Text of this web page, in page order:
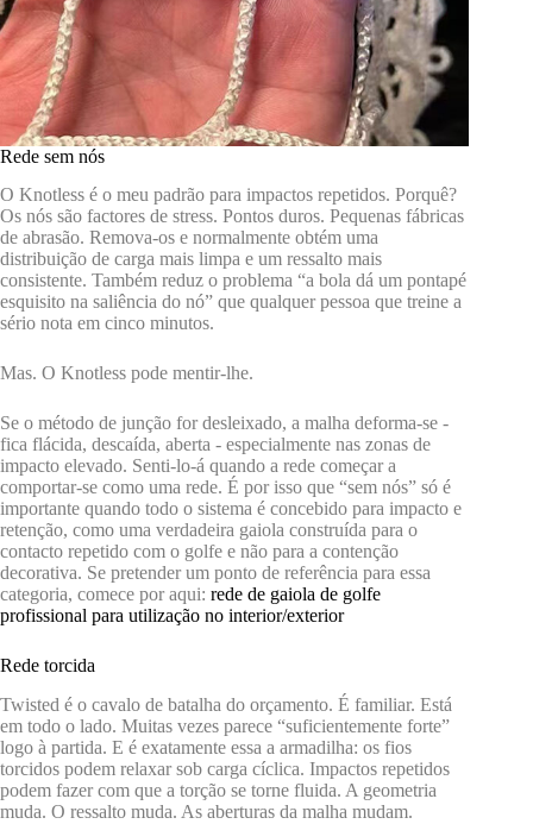
Rede sem nós
O Knotless é o meu padrão para impactos repetidos. Porquê?
Os nós são factores de stress. Pontos duros. Pequenas fábricas
de abrasão. Remova-os e normalmente obtém uma
distribuição de carga mais limpa e um ressalto mais
consistente. Também reduz o problema “a bola dá um pontapé
esquisito na saliência do nó” que qualquer pessoa que treine a
sério nota em cinco minutos.
Mas. O Knotless pode mentir-lhe.
Se o método de junção for desleixado, a malha deforma-se -
fica flácida, descaída, aberta - especialmente nas zonas de
impacto elevado. Senti-lo-á quando a rede começar a
comportar-se como uma rede. É por isso que “sem nós” só é
importante quando todo o sistema é concebido para impacto e
retenção, como uma verdadeira gaiola construída para o
contacto repetido com o golfe e não para a contenção
decorativa. Se pretender um ponto de referência para essa
categoria, comece por aqui: rede de gaiola de golfe
profissional para utilização no interior/exterior
Rede torcida
Twisted é o cavalo de batalha do orçamento. É familiar. Está
em todo o lado. Muitas vezes parece “suficientemente forte”
logo à partida. E é exatamente essa a armadilha: os fios
torcidos podem relaxar sob carga cíclica. Impactos repetidos
podem fazer com que a torção se torne fluida. A geometria
muda. O ressalto muda. As aberturas da malha mudam.